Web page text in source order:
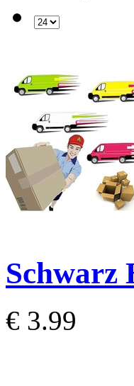
Schwarz
€ 3.99